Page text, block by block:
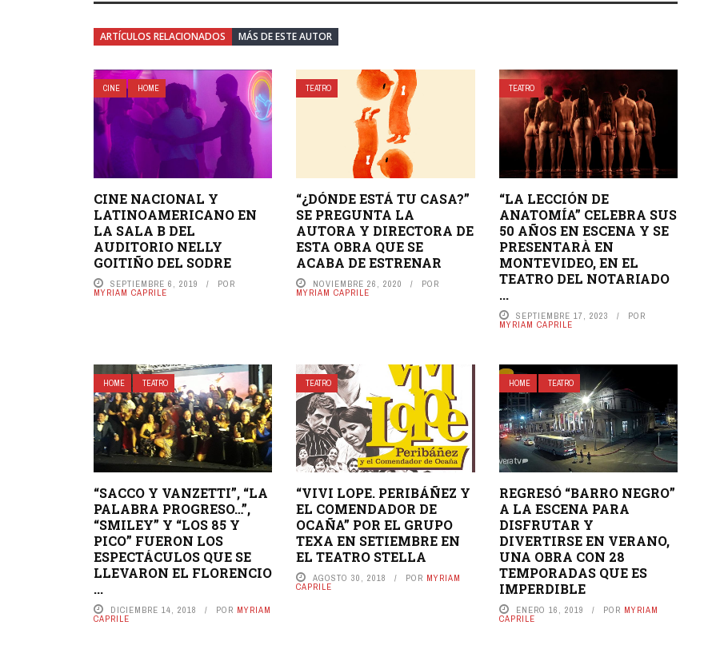
ARTÍCULOS RELACIONADOS MÁS DE ESTE AUTOR
CINE HOME
CINE NACIONAL Y
LATINOAMERICANO EN
LA SALA B DEL
AUDITORIO NELLY
GOITIÑO DEL SODRE
SEPTIEMBRE 6, 2019 POR
MYRIAM CAPRILE
TEATRO
“¿DÓNDE ESTÁ TU CASA?”
SE PREGUNTA LA
AUTORA Y DIRECTORA DE
ESTA OBRA QUE SE
ACABA DE ESTRENAR
NOVIEMBRE 26, 2020 POR
MYRIAM CAPRILE
TEATRO
“LA LECCIÓN DE
ANATOMÍA” CELEBRA SUS
50 AÑOS EN ESCENA Y SE
PRESENTARÀ EN
MONTEVIDEO, EN EL
TEATRO DEL NOTARIADO
...
SEPTIEMBRE 17, 2023 POR
MYRIAM CAPRILE
HOME TEATRO
“SACCO Y VANZETTI”, “LA
PALABRA PROGRESO…”,
“SMILEY” Y “LOS 85 Y
PICO” FUERON LOS
ESPECTÁCULOS QUE SE
LLEVARON EL FLORENCIO
...
DICIEMBRE 14, 2018 POR MYRIAM
CAPRILE
TEATRO
“VIVI LOPE. PERIBÁÑEZ Y
EL COMENDADOR DE
OCAÑA” POR EL GRUPO
TEXA EN SETIEMBRE EN
EL TEATRO STELLA
AGOSTO 30, 2018 POR MYRIAM
CAPRILE
HOME TEATRO
REGRESÓ “BARRO NEGRO”
A LA ESCENA PARA
DISFRUTAR Y
DIVERTIRSE EN VERANO,
UNA OBRA CON 28
TEMPORADAS QUE ES
IMPERDIBLE
ENERO 16, 2019 POR MYRIAM
CAPRILE